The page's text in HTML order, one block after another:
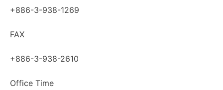
+886-3-938-1269
FAX
+886-3-938-2610
Office Time